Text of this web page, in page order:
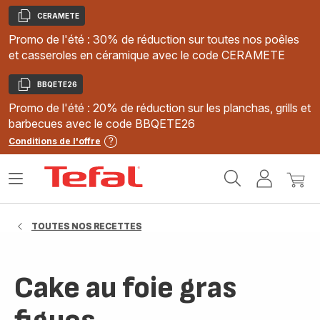
Copier
CERAMETE
Promo de l'été : 30% de réduction sur toutes nos poêles
et casseroles en céramique avec le code CERAMETE
Copier
BBQETE26
Promo de l'été : 20% de réduction sur les planchas, grills et
barbecues avec le code BBQETE26
Conditions de l'offre
MonMon
Ouvrir
TOUTES NOS RECETTES
Cake au foie gras